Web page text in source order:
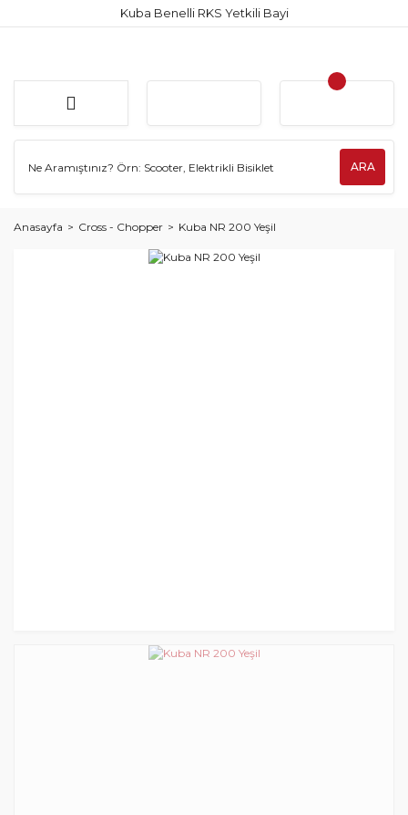
Kuba Benelli RKS Yetkili Bayi
ARA
Anasayfa Cross - Chopper Kuba NR 200 Yeşil